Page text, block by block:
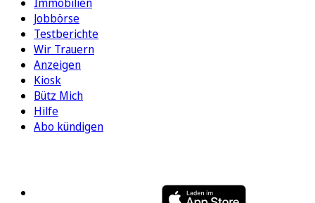
Jobbörse
Testberichte
Wir Trauern
Anzeigen
Kiosk
Bütz Mich
Hilfe
Abo kündigen